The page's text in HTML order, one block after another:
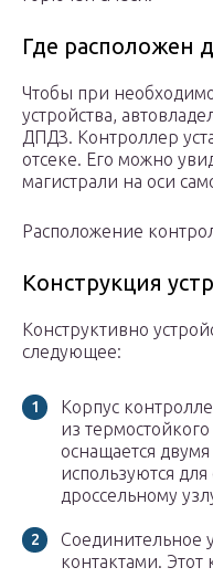
Где расположен
Чтобы при
устройства,
ДПДЗ. Контроллер
отсеке. Его можно
магистрали на оси
Расположение
Конструкция
Конструктивно
следующее:
Корпус
из
оснащается
используются
дроссельному
Соединительное
контактами.